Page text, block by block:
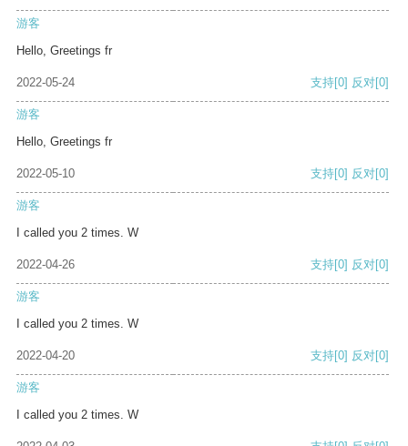
游客
Hello, Greetings fr
2022-05-24 支持[0] 反对[0]
游客
Hello, Greetings fr
2022-05-10 支持[0] 反对[0]
游客
I called you 2 times. W
2022-04-26 支持[0] 反对[0]
游客
I called you 2 times. W
2022-04-20 支持[0] 反对[0]
游客
I called you 2 times. W